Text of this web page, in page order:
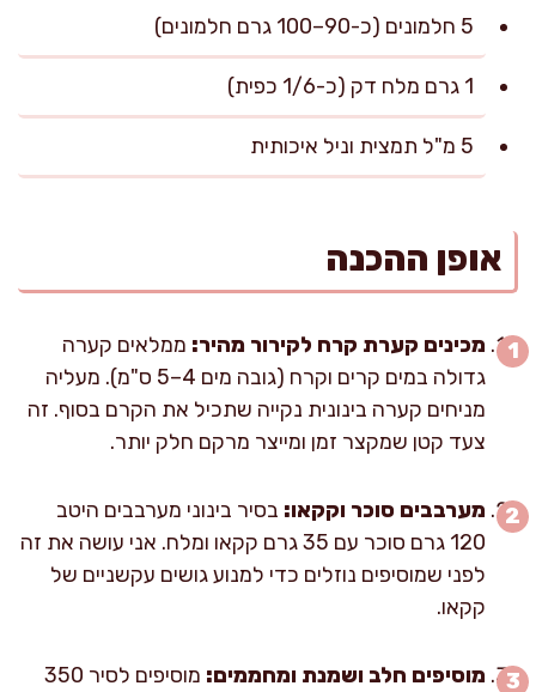
5 חלמונים (כ-90–100 גרם חלמונים)
1 גרם מלח דק (כ-1/6 כפית)
5 מ"ל תמצית וניל איכותית
אופן ההכנה
מכינים קערת קרח לקירור מהיר: ממלאים קערה
גדולה במים קרים וקרח (גובה מים 4–5 ס"מ). מעליה
מניחים קערה בינונית נקייה שתכיל את הקרם בסוף. זה
צעד קטן שמקצר זמן ומייצר מרקם חלק יותר.
מערבבים סוכר וקקאו: בסיר בינוני מערבבים היטב
120 גרם סוכר עם 35 גרם קקאו ומלח. אני עושה את זה
לפני שמוסיפים נוזלים כדי למנוע גושים עקשניים של
קקאו.
מוסיפים חלב ושמנת ומחממים:
מוסיפים לסיר 350